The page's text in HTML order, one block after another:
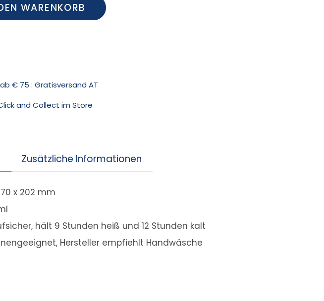
WARENKORB
€ 75 : Gratisversand AT
and Collect im Store
Zusätzliche Informationen
x 202 mm
hält 9 Stunden heiß und 12 Stunden kalt
Hersteller empfiehlt Handwäsche